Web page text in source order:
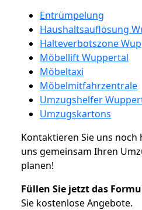
Entrümpelung
Haushaltsauflösung
Halteverbotszone
Möbellift Wuppertal
Möbeltaxi
Möbelmitfahrzentrale
Umzugshelfer
Umzugskartons
Kontaktieren Sie uns noch
uns gemeinsam Ihren
planen!
Füllen Sie jetzt das
Sie kostenlose Angebote.